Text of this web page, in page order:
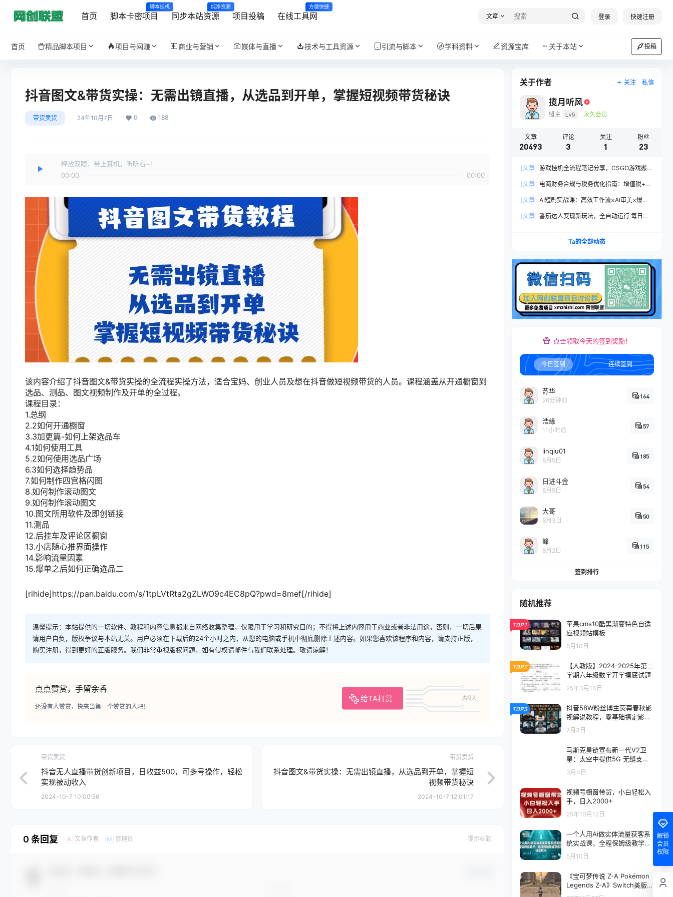
首页 脚本卡密项目
脚本挂机
同步本站资源
纯净资源
项目投稿 在线工具网
方便快捷
文章 登录 快速注册
首页 精品脚本项目 项目与网赚 商业与营销 媒体与直播 技术与工具资源 引流与脚本 学科资料 资源宝库 关于本站 投稿
抖音图文&带货实操：无需出镜直播，从选品到开单，掌握短视频带货秘诀
带货卖货 24年10月7日 0 188
释放双眼，带上耳机，听听看~！
00:00
00:00
该内容介绍了抖音图文&带货实操的全流程实操方法，适合宝妈、创业人员及想在抖音做短视频带货的人员。课程涵盖从开通橱窗到
选品、测品、图文视频制作及开单的全过程。
课程目录：
1.总纲
2.2如何开通橱窗
3.3加更篇-如何上架选品车
4.1如何使用工具
5.2如何使用选品广场
6.3如何选择趋势品
7.如何制作四宫格闪图
8.如何制作滚动图文
9.如何制作滚动图文
10.图文所用软件及即创链接
11.测品
12.后挂车及评论区橱窗
13.小店随心推界面操作
14.影响流量因素
15.爆单之后如何正确选品二
[rihide]https://pan.baidu.com/s/1tpLVtRta2gZLWO9c4EC8pQ?pwd=8mef[/rihide]
温馨提示：本站提供的一切软件、教程和内容信息都来自网络收集整理，仅限用于学习和研究目的；不得将上述内容用于商业或者非法用途，否则，一切后果
请用户自负，版权争议与本站无关。用户必须在下载后的24个小时之内，从您的电脑或手机中彻底删除上述内容。如果您喜欢该程序和内容，请支持正版，
购买注册，得到更好的正版服务。我们非常重视版权问题，如有侵权请邮件与我们联系处理。敬请谅解！
点点赞赏，手留余香
给TA打赏 共0人
还没有人赞赏，快来当第一个赞赏的人吧！
带货卖货
抖音无人直播带货创新项目，日收益500，可多号操作，轻松
实现被动收入
2024-10-7 10:00:56
带货卖货
抖音图文&带货实操：无需出镜直播，从选品到开单，掌握短
视频带货秘诀
2024-10-7 12:01:17
0 条回复 A 文章作者 M 管理员 提示标题
关于作者 关注 私信
揽月听风
盟主 Lv5 永久会员
文章
20493
评论
3
关注
1
粉丝
23
[文章] 游戏挂机全流程笔记分享，CSGO游戏搬
[文章] 电商财务合规与税务优化指南：增值税+企
[文章] AI短剧实战课：高效工作流×AI审美×爆款
从脚本到成片交付全流程
[文章] 番茄达人变现新玩法，全自动运行 每日
Ta的全部动态
点击领取今天的签到奖励！
今日签到 连续签到
苏华
26分钟前
164
浩缘
11小时前
57
linqiu01
8月5日
185
日进斗金
8月5日
54
大哥
8月3日
50
峰
8月2日
115
签到排行
随机推荐
TOP1
苹果cms10酷黑渐变特色自适
应视频站模板
6月10日
TOP2
【人教版】2024-2025年第二
学期六年级数学开学摸底试题
25年3月14日
TOP3
抖音58W粉丝博主荧幕春秋影
视解说教程，零基础搞定影视
解说完整成片
7月3日
马斯克星链宣布新一代V2卫
星：太空中提供5G 无缝支持
流媒体播放
3月4日
视频号橱窗带货，小白轻松入
手，日入2000+
25年10月12日
一个人用Ai做实体流量获客系
统实战课，全程保姆级教学，
直接照做就能获客引流、进店
转化
5月10日
《宝可梦传说 Z-A Pokémon
Legends Z-A》Switch美版中
文NSZ下载 – 含1.0.3补丁+1D
解锁
会员
权限